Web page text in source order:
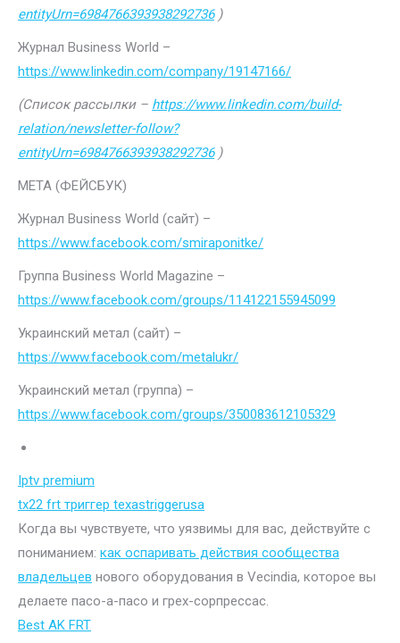
entityUrn=6984766393938292736)
Журнал Business World –
https://www.linkedin.com/company/19147166/
(Список рассылки – https://www.linkedin.com/build-
relation/newsletter-follow?
entityUrn=6984766393938292736)
МЕТА (ФЕЙСБУК)
Журнал Business World (сайт) –
https://www.facebook.com/smiraponitke/
Группа Business World Magazine –
https://www.facebook.com/groups/114122155945099
Украинский метал (сайт) –
https://www.facebook.com/metalukr/
Украинский метал (группа) –
https://www.facebook.com/groups/350083612105329
Iptv premium
tx22 frt триггер texastriggerusa
Когда вы чувствуете, что уязвимы для вас, действуйте с
пониманием: как оспаривать действия сообщества
владельцев нового оборудования в Vecindia, которое вы
делаете пасо-а-пасо и грех-сорпрессас.
Best AK FRT